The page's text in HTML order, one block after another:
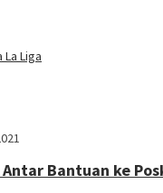
Liga
Bantuan ke